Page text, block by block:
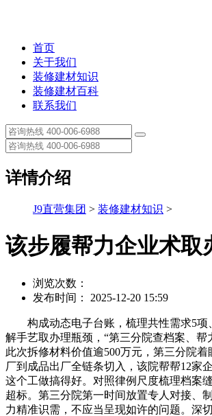
首页
关于我们
装修建材知识
装修建材百科
联系我们
详情介绍
J9直营集团 > 装修建材知识 >
该步履帮力企业术取
浏览次数：
发布时间： 2025-12-20 15:59
构成动态电子台账，梳理共性需求5项
解手艺取办理瓶颈，“第三分院查档案、
此次拆修材料价值逾500万元，第三分院
厂到成品出厂全链条切入，该院帮帮12家
这个工做搞得好。对照律例尺度梳理档案
超标。第三分院第一时间放置专人对接、
力精准识需，不应当呈现如许的问题。深